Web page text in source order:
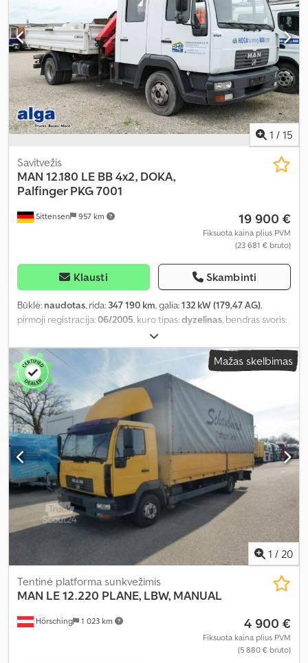
1 / 15
Sittensen 957 km
Savitvežis
MAN 12.180 LE BB 4x2, DOKA,
Palfinger PKG 7001
19 900 €
Fiksuota kaina plius PVM
(23 681 € bruto)
Klausti Skambinti
Būklė: naudotas, rida: 347 190 km, galia:132 kW (179,47 AG),
pirmoji registracija:06/2005, kuro tipas:dyzelinas, bendras svoris:
2 ašys
mechaninis, emisijos klasė:Euro 3, bendras ilgis:7 530 mm,
bendras plotis:
, bendras aukštis: 2 950 mm, Įranga:ABS,
kranas,
Mažas skelbimas
1 / 20
Hörsching 1 023 km
Tentinė platforma sunkvežimis
MAN LE 12.220 PLANE, LBW, MANUAL
4 900 €
Fiksuota kaina plius PVM
(5 880 € bruto)